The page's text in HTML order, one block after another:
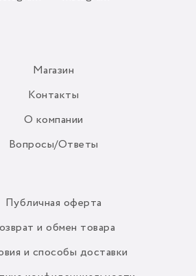
Магазин
Контакты
О компании
Вопросы/Ответы
Публичная оферта
и обмен товара
и способы доставки